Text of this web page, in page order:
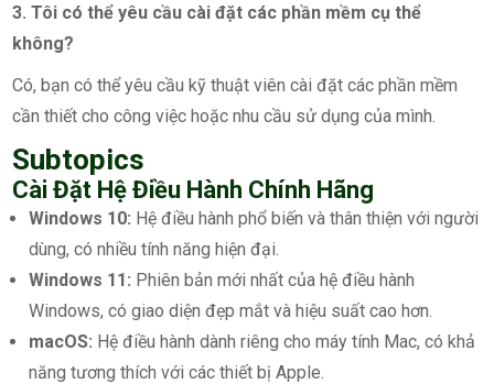
3. Tôi có thể yêu cầu cài đặt các phần mềm cụ thể
không?
Có, bạn có thể yêu cầu kỹ thuật viên cài đặt các phần mềm
cần thiết cho công việc hoặc nhu cầu sử dụng của mình.
Subtopics
Cài Đặt Hệ Điều Hành Chính Hãng
Windows 10: Hệ điều hành phổ biến và thân thiện với người
dùng, có nhiều tính năng hiện đại.
Windows 11: Phiên bản mới nhất của hệ điều hành
Windows, có giao diện đẹp mắt và hiệu suất cao hơn.
macOS: Hệ điều hành dành riêng cho máy tính Mac, có khả
năng tương thích với các thiết bị Apple.